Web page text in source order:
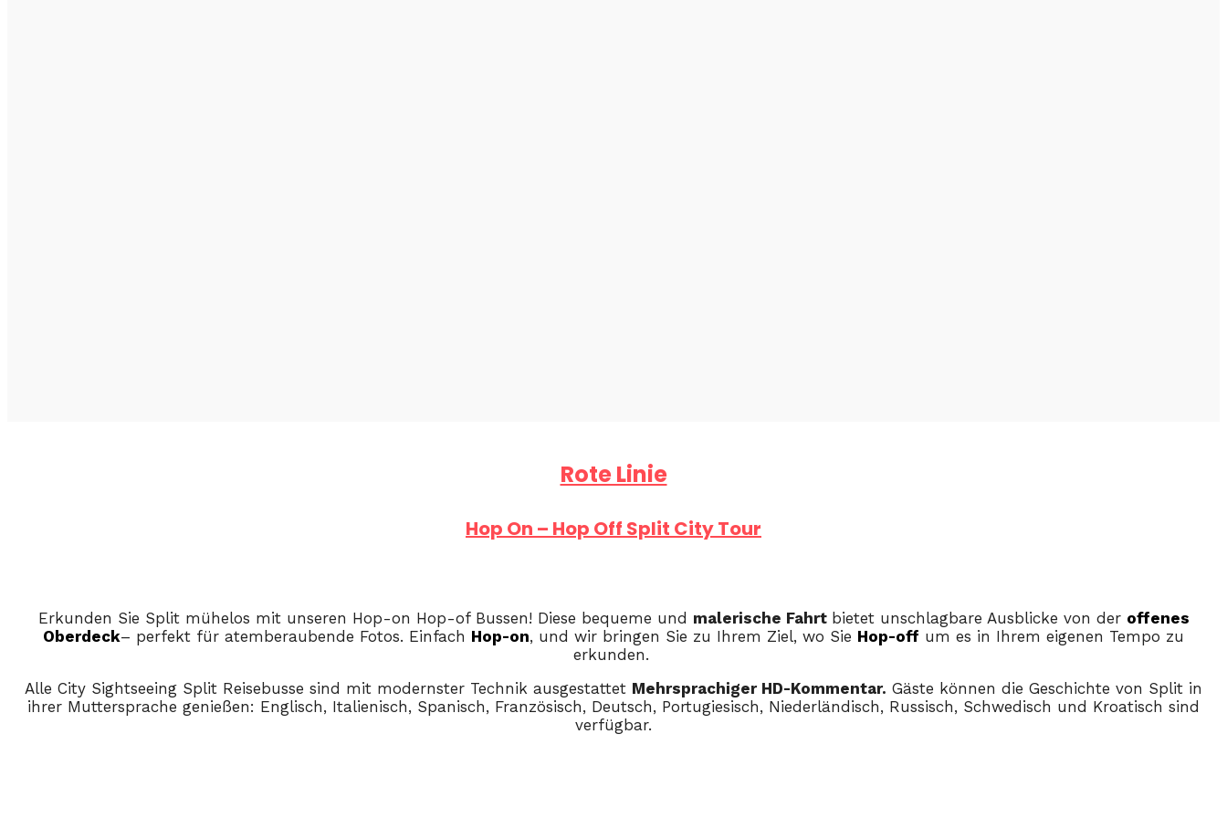
Rote Linie
Hop On – Hop Off Split City Tour
Erkunden Sie Split mühelos mit unseren Hop-on Hop-of Bussen! Diese bequeme und malerische Fahrt bietet unschlagbare Ausblicke von der offenes
Oberdeck– perfekt für atemberaubende Fotos. Einfach Hop-on, und wir bringen Sie zu Ihrem Ziel, wo Sie Hop-off um es in Ihrem eigenen Tempo zu
erkunden.
Alle City Sightseeing Split Reisebusse sind mit modernster Technik ausgestattet Mehrsprachiger HD-Kommentar. Gäste können die Geschichte von Split in
ihrer Muttersprache genießen: Englisch, Italienisch, Spanisch, Französisch, Deutsch, Portugiesisch, Niederländisch, Russisch, Schwedisch und Kroatisch sind
verfügbar.